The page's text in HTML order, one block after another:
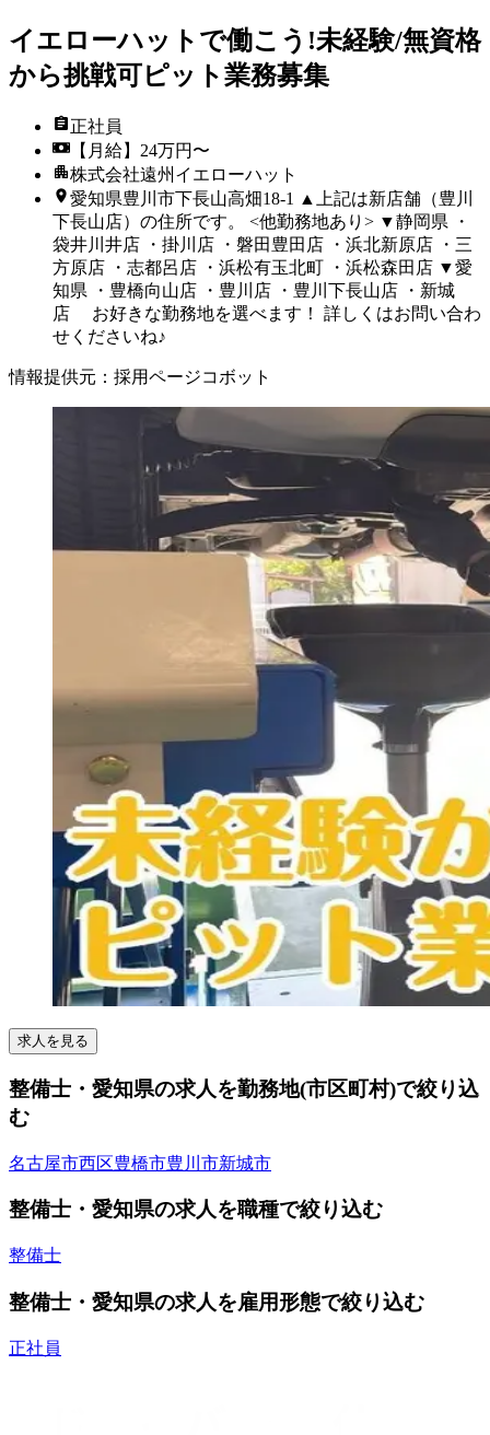
イエローハットで働こう!未経験/無資格
から挑戦可ピット業務募集
正社員
【月給】24万円〜
株式会社遠州イエローハット
愛知県豊川市下長山高畑18-1 ▲上記は新店舗（豊川
下長山店）の住所です。 <他勤務地あり> ▼静岡県 ・
袋井川井店 ・掛川店 ・磐田豊田店 ・浜北新原店 ・三
方原店 ・志都呂店 ・浜松有玉北町 ・浜松森田店 ▼愛
知県 ・豊橋向山店 ・豊川店 ・豊川下長山店 ・新城
店 お好きな勤務地を選べます！ 詳しくはお問い合わ
せくださいね♪
情報提供元 ： 採用ページコボット
求人を見る
整備士・愛知県の求人を勤務地(市区町村)で絞り込
む
名古屋市西区豊橋市豊川市新城市
整備士・愛知県の求人を職種で絞り込む
整備士
整備士・愛知県の求人を雇用形態で絞り込む
正社員